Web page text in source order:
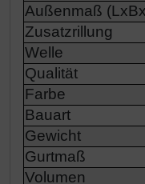
Außenmaß
Zusatzrillung
Welle
Qualität
Farbe
Bauart
Gewicht
Gurtmaß
Volumen